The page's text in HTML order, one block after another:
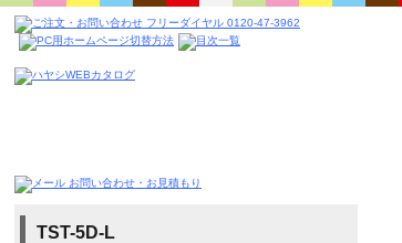
TST-5D-L